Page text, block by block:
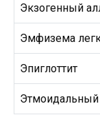
Экзогенный
Эмфизема
Эпиглоттит
Этмоидальный